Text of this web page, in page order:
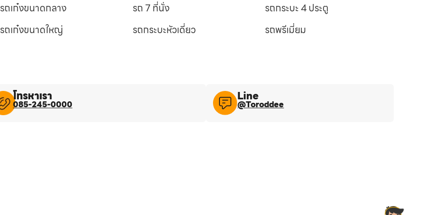
รถเก๋งขนาดกลาง
รถเก๋งขนาดใหญ่
รถ 7 ที่นั่ง
รถกระบะหัวเดี่ยว
รถกระบะ 4 ประตู
รถพรีเมี่ยม
โทรหาเรา
085-245-0000
Line​
@Toroddee​